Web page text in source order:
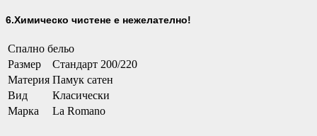
6.Химическо чистене е нежелателно!
Спално бельо
Размер
Стандарт 200/220
Материя Памук сатен
Вид
Класически
Марка
La Romano